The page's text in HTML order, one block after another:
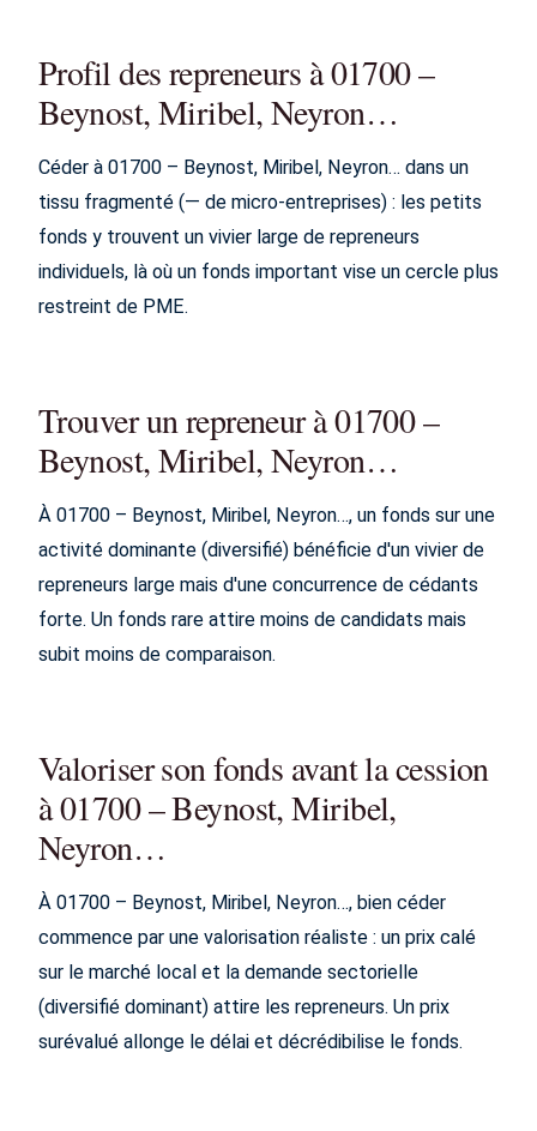
Profil des repreneurs à 01700 –
Beynost, Miribel, Neyron…
Céder à 01700 – Beynost, Miribel, Neyron… dans un
tissu fragmenté (— de micro-entreprises) : les petits
fonds y trouvent un vivier large de repreneurs
individuels, là où un fonds important vise un cercle plus
restreint de PME.
Trouver un repreneur à 01700 –
Beynost, Miribel, Neyron…
À 01700 – Beynost, Miribel, Neyron…, un fonds sur une
activité dominante (diversifié) bénéficie d'un vivier de
repreneurs large mais d'une concurrence de cédants
forte. Un fonds rare attire moins de candidats mais
subit moins de comparaison.
Valoriser son fonds avant la cession
à 01700 – Beynost, Miribel,
Neyron…
À 01700 – Beynost, Miribel, Neyron…, bien céder
commence par une valorisation réaliste : un prix calé
sur le marché local et la demande sectorielle
(diversifié dominant) attire les repreneurs. Un prix
surévalué allonge le délai et décrédibilise le fonds.